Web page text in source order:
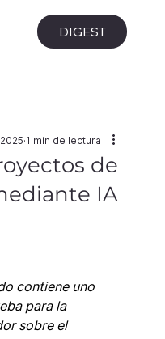
DIGEST
de
IA
1 min de lectura
contiene uno
para la
sobre el